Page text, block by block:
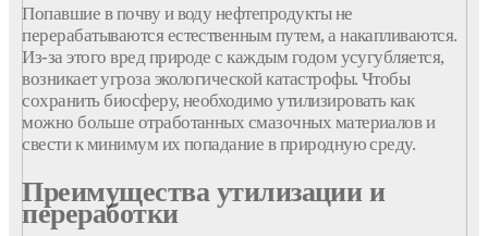
Попавшие в почву и воду нефтепродукты не
перерабатываются естественным путем, а накапливаются.
Из-за этого вред природе с каждым годом усугубляется,
возникает угроза экологической катастрофы. Чтобы
сохранить биосферу, необходимо утилизировать как
можно больше отработанных смазочных материалов и
свести к минимум их попадание в природную среду.
Преимущества утилизации и
переработки